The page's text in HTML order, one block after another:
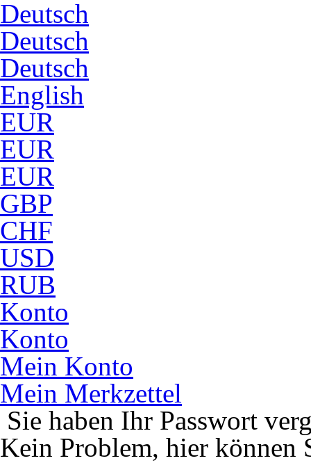
Deutsch
Deutsch
Deutsch
English
EUR
EUR
EUR
GBP
CHF
USD
RUB
Konto
Konto
Mein Konto
Mein Merkzettel
Sie haben Ihr Passwort
Kein Problem, hier können